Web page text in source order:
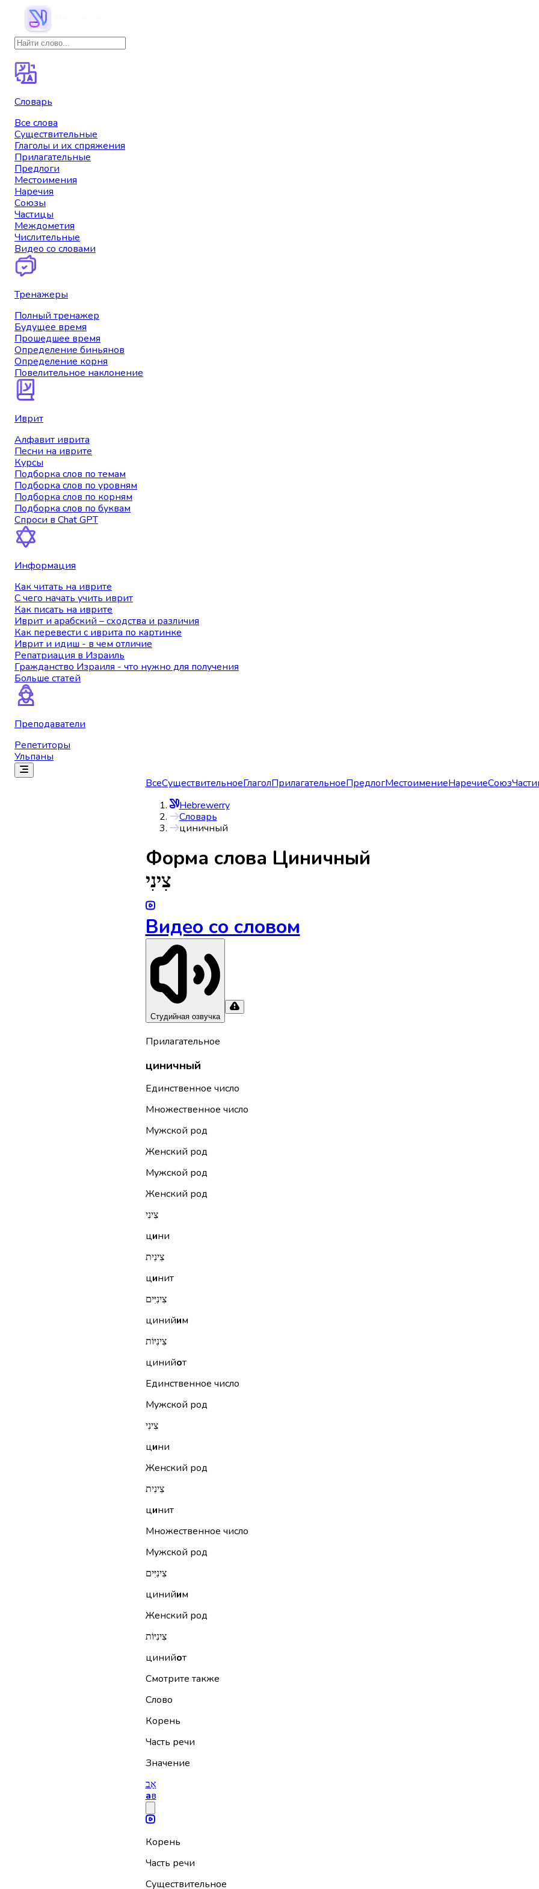
Словарь
Все слова
Существительные
Глаголы и их спряжения
Прилагательные
Предлоги
Местоимения
Наречия
Союзы
Частицы
Междометия
Числительные
Видео со словами
Тренажеры
Полный тренажер
Будущее время
Прошедшее время
Определение биньянов
Определение корня
Повелительное наклонение
Иврит
Алфавит иврита
Песни на иврите
Курсы
Подборка слов по темам
Подборка слов по уровням
Подборка слов по корням
Подборка слов по буквам
Спроси в Chat GPT
Информация
Как читать на иврите
С чего начать учить иврит
Как писать на иврите
Иврит и арабский – сходства и различия
Как перевести с иврита по картинке
Иврит и идиш - в чем отличие
Репатриация в Израиль
Гражданство Израиля - что нужно для получения
Больше статей
Преподаватели
Репетиторы
Ульпаны
ВсеСуществительноеГлаголПрилагательноеПредлогМестоимениеНаречиеСоюз
Hebrewerry
Словарь
циничный
Форма слова Циничный
צִינִי
Видео со словом
Студийная озвучка
Прилагательное
циничный
Единственное число
Множественное число
Мужской род
Женский род
Мужской род
Женский род
צִינִי
цини
צִינִית
цинит
צִינִיִּים
цинийим
צִינִיּוֹת
цинийот
Единственное число
Мужской род
צִינִי
цини
Женский род
צִינִית
цинит
Множественное число
Мужской род
צִינִיִּים
цинийим
Женский род
צִינִיּוֹת
цинийот
Смотрите также
Слово
Корень
Часть речи
Значение
אָב
ав
Корень
Часть речи
Существительное